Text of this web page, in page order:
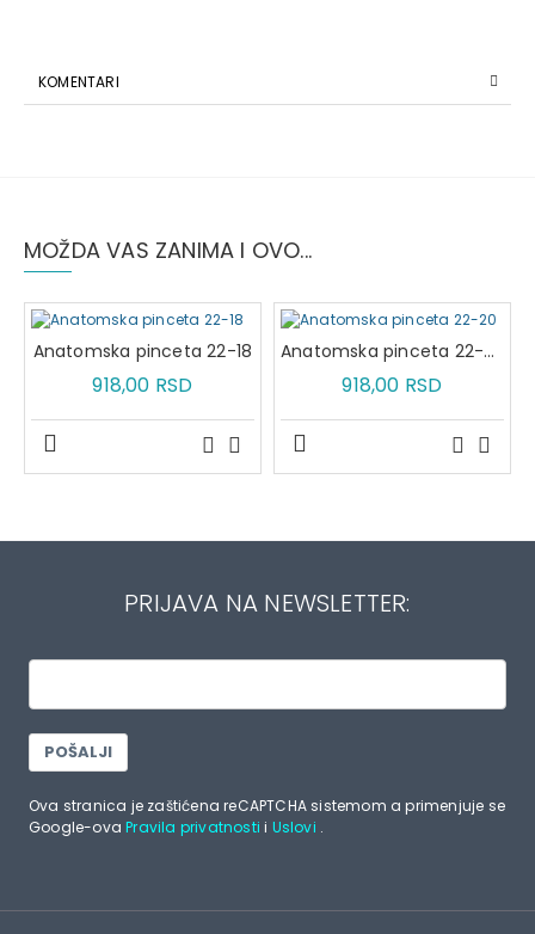
KOMENTARI
MOŽDA VAS ZANIMA I OVO...
Anatomska pinceta 22-18
918,00 RSD
Anatomska pinceta 22-20
918,00 RSD
PRIJAVA NA NEWSLETTER:
POŠALJI
Ova stranica je zaštićena reCAPTCHA sistemom a primenjuje se
Google-ovaPravila privatnosti i Uslovi .